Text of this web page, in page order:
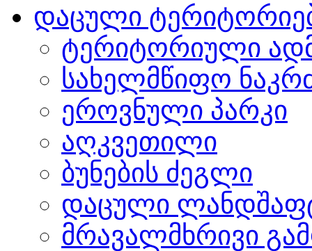
დაცული
ტერიტორიული
სახელმწიფო
ეროვნული პარკი
აღკვეთილი
ბუნების ძეგლი
დაცული
მრავალმხრივი